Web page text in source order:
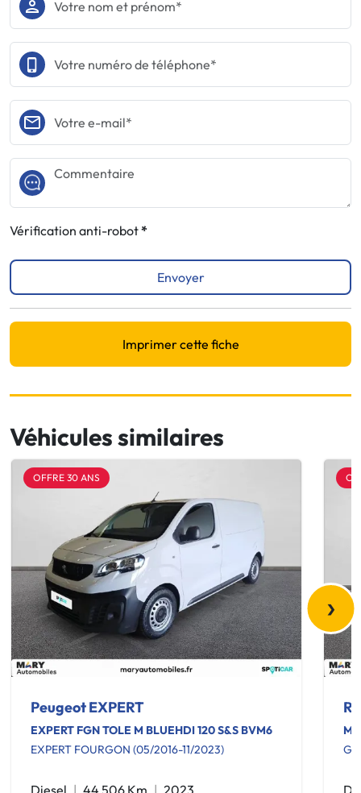
Vérification anti-robot
Envoyer
Imprimer cette fiche
Véhicules similaires
OFFRE 30 ANS
Peugeot EXPERT
EXPERT FGN TOLE M BLUEHDI 120 S&S BVM6
EXPERT FOURGON (05/2016-11/2023)
Diesel 44 506 Km
2023
›